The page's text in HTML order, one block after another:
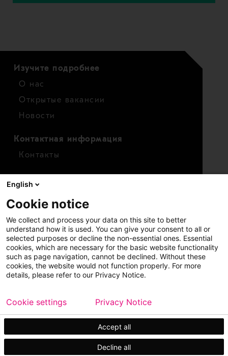
Изучите подробнее
О нас
Открытые вакансии
Новости
Контактная информация
Контакты
Финансовые показатели
Акции
Copyright © 2026 Metso
Карта сайта
Официальное уведомление
Торговые марки
English
Cookie notice
We collect and process your data on this site to better
understand how it is used. You can give your consent to all or
selected purposes or decline the non-essential ones. Essential
cookies, which are necessary for the basic website functionality
such as page navigation, cannot be declined. Without these
cookies, the website would not function properly. For more
details, please refer to our Privacy Notice.
Accept all
Decline all
Cookie settings Privacy Notice